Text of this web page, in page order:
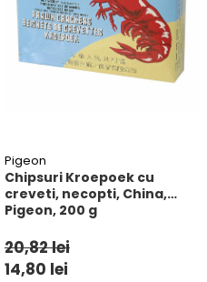
Pigeon
Chipsuri Kroepoek cu
creveti, necopti, China,
Pigeon, 200 g
20,82 lei
14,80 lei